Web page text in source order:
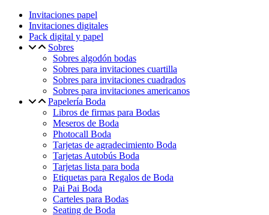
Invitaciones papel
Invitaciones digitales
Pack digital y papel
Sobres
Sobres algodón bodas
Sobres para invitaciones cuartilla
Sobres para invitaciones cuadrados
Sobres para invitaciones americanos
Papelería Boda
Libros de firmas para Bodas
Meseros de Boda
Photocall Boda
Tarjetas de agradecimiento Boda
Tarjetas Autobús Boda
Tarjetas lista para boda
Etiquetas para Regalos de Boda
Pai Pai Boda
Carteles para Bodas
Seating de Boda